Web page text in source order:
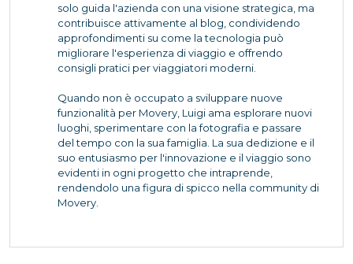
solo guida l'azienda con una visione strategica, ma
contribuisce attivamente al blog, condividendo
approfondimenti su come la tecnologia può
migliorare l'esperienza di viaggio e offrendo
consigli pratici per viaggiatori moderni.
Quando non è occupato a sviluppare nuove
funzionalità per Movery, Luigi ama esplorare nuovi
luoghi, sperimentare con la fotografia e passare
del tempo con la sua famiglia. La sua dedizione e il
suo entusiasmo per l'innovazione e il viaggio sono
evidenti in ogni progetto che intraprende,
rendendolo una figura di spicco nella community di
Movery.